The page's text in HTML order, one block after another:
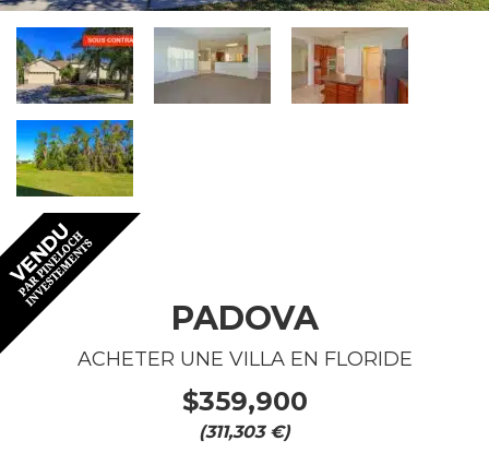
PADOVA
ACHETER UNE VILLA EN FLORIDE
$359,900
(311,303 €)